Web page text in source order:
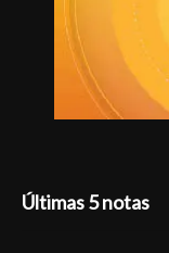
Últimas 5 notas